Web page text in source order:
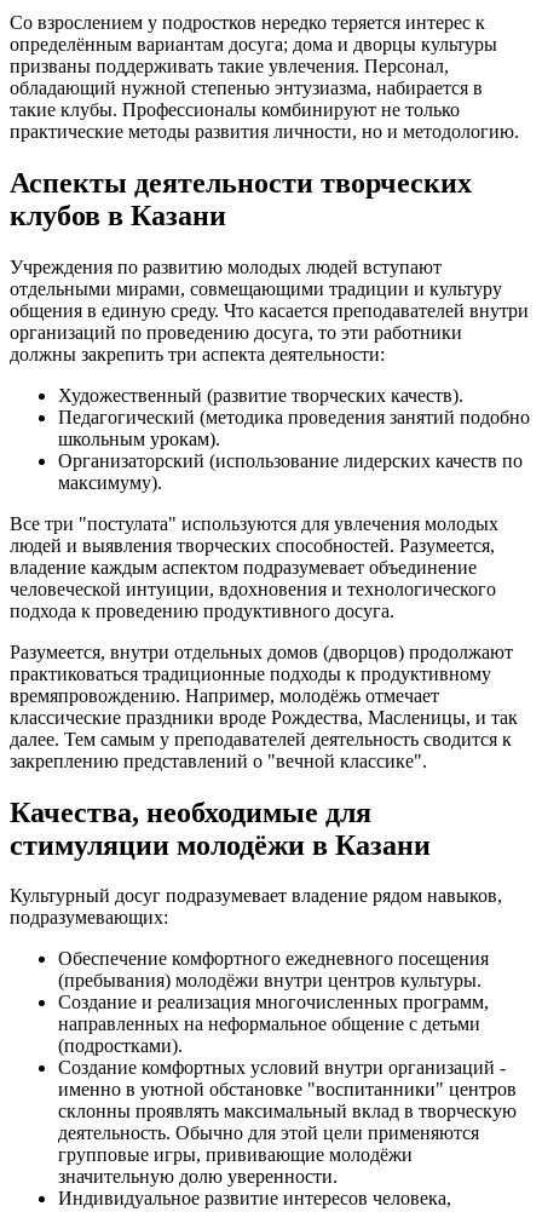
Со взрослением у подростков нередко теряется интерес к
определённым вариантам досуга; дома и дворцы культуры
призваны поддерживать такие увлечения. Персонал,
обладающий нужной степенью энтузиазма, набирается в
такие клубы. Профессионалы комбинируют не только
практические методы развития личности, но и методологию.
Аспекты деятельности творческих
клубов в Казани
Учреждения по развитию молодых людей вступают
отдельными мирами, совмещающими традиции и культуру
общения в единую среду. Что касается преподавателей внутри
организаций по проведению досуга, то эти работники
должны закрепить три аспекта деятельности:
Художественный (развитие творческих качеств).
Педагогический (методика проведения занятий подобно
школьным урокам).
Организаторский (использование лидерских качеств по
максимуму).
Все три "постулата" используются для увлечения молодых
людей и выявления творческих способностей. Разумеется,
владение каждым аспектом подразумевает объединение
человеческой интуиции, вдохновения и технологического
подхода к проведению продуктивного досуга.
Разумеется, внутри отдельных домов (дворцов) продолжают
практиковаться традиционные подходы к продуктивному
времяпровождению. Например, молодёжь отмечает
классические праздники вроде Рождества, Масленицы, и так
далее. Тем самым у преподавателей деятельность сводится к
закреплению представлений о "вечной классике".
Качества, необходимые для
стимуляции молодёжи в Казани
Культурный досуг подразумевает владение рядом навыков,
подразумевающих:
Обеспечение комфортного ежедневного посещения
(пребывания) молодёжи внутри центров культуры.
Создание и реализация многочисленных программ,
направленных на неформальное общение с детьми
(подростками).
Создание комфортных условий внутри организаций -
именно в уютной обстановке "воспитанники" центров
склонны проявлять максимальный вклад в творческую
деятельность. Обычно для этой цели применяются
групповые игры, прививающие молодёжи
значительную долю уверенности.
Индивидуальное развитие интересов человека,